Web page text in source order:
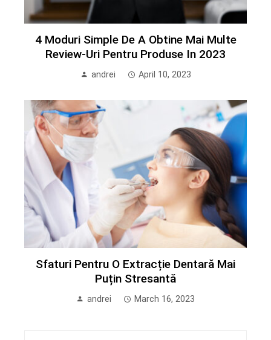
4 Moduri Simple De A Obtine Mai Multe
Review-Uri Pentru Produse In 2023
andrei April 10, 2023
Sfaturi Pentru O Extracție Dentară Mai
Puțin Stresantă
andrei March 16, 2023